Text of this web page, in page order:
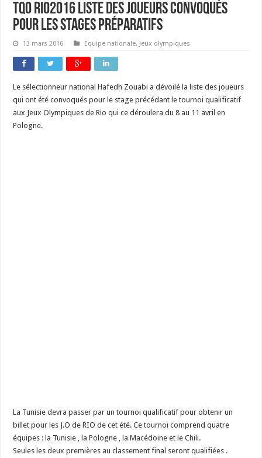
TQO RIO2016 liste des joueurs convoqués
pour les stages préparatifs
13 mars 2016 Equipe nationale, Jeux olympiques
Le sélectionneur national Hafedh Zouabi a dévoilé la liste des joueurs
qui ont été convoqués pour le stage précédant le tournoi qualificatif
aux Jeux Olympiques de Rio qui ce déroulera du 8 au 11 avril en
Pologne.
La Tunisie devra passer par un tournoi qualificatif pour obtenir un
billet pour les J.O de RIO de cet été. Ce tournoi comprend quatre
équipes : la Tunisie , la Pologne , la Macédoine et le Chili.
Seules les deux premières au classement final seront qualifiées .